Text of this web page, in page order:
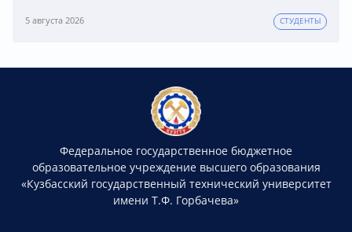
5 августа 2026 СТУДЕНТЫ
Федеральное государственное бюджетное
образовательное учреждение высшего образования
«Кузбасский государственный технический университет
имени Т.Ф. Горбачева»